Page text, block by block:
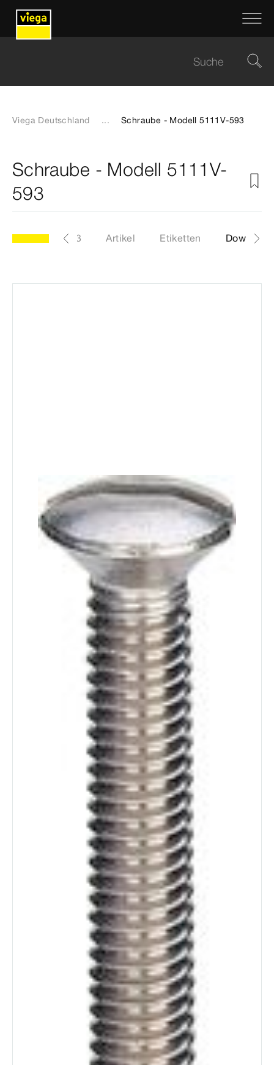
Viega Deutschland ... Schraube - Modell 5111V-593
Schraube - Modell 5111V-
593
5111V-593 Artikel Etiketten